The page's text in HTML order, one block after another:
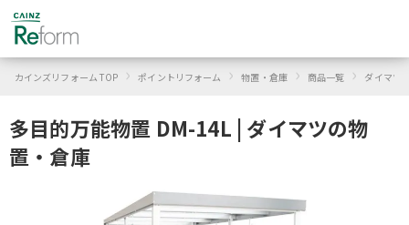
カインズリフォーム TOP › ポイントリフォーム › 物置・倉庫 › 商品一覧 › ダイマツ
多目的万能物置 DM-14L | ダイマツの物
置・倉庫